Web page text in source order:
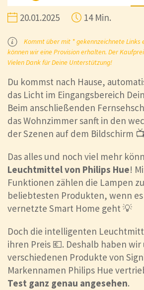
20.01.2025 14 Min.
Kommt über mit * gekennzeichnete Links
können wir eine Provision erhalten. Der
Vielen Dank für Deine Unterstützung!
Du kommst nach Hause,
das Licht im Eingangsbereich
Beim anschließenden
das Wohnzimmer sanft in den
der Szenen auf dem Bildschirm 📺
Das alles und noch viel mehr
Leuchtmittel von Philips Hue!
Funktionen zählen die Lampen
beliebtesten Produkten, wenn
vernetzte Smart Home geht 💡
Doch die intelligenten
ihren Preis 💶. Deshalb haben wir
verschiedenen Produkte von
Markennamen Philips Hue
Test ganz genau angesehen.